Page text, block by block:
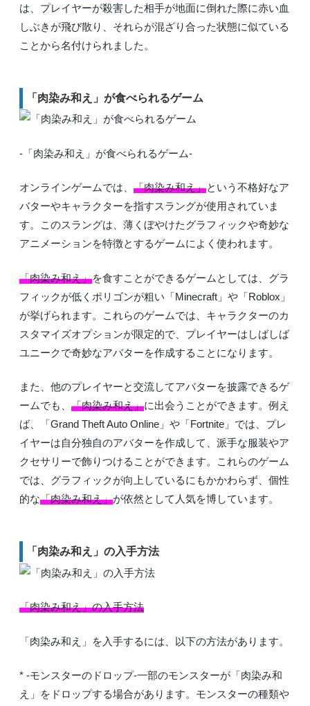
は、プレイヤーが殺害した相手が地面に倒れた際に赤い血
しぶきが飛び散り、それらが混ざり合った状態に似ている
ことから名付けられました。
「肉染み和え」が食べられるゲーム
-「肉染み和え」が食べられるゲーム-
オンラインゲームでは、 「肉染み和え」という不格好なア
バターやキャラクターを指すスラングが使用されていま
す。このスラングは、薄くぼやけたグラフィックや奇妙な
アニメーションを特徴とするゲームによく使われます。
「肉染み和え」を食すことができるゲームとしては、グラ
フィックが低くポリゴンが粗い「Minecraft」や「Roblox」
が挙げられます。これらのゲームでは、キャラクターのカ
スタマイズオプションが限定的で、プレイヤーはしばしば
ユニークで奇妙なアバターを作成することになります。
また、他のプレイヤーと交流してアバターを披露できるゲ
ームでも、 「肉染み和え」に出会うことができます。例え
ば、「Grand Theft Auto Online」や「Fortnite」では、プレ
イヤーは自分独自のアバターを作成して、派手な服装やア
クセサリーで飾りつけることができます。これらのゲーム
では、グラフィックが向上しているにもかかわらず、個性
的な「肉染み和え」が依然として人気を博しています。
「肉染み和え」の入手方法
「肉染み和え」の入手方法
「肉染み和え」を入手するには、以下の方法があります。
* -モンスターのドロップ-一部のモンスターが「肉染み和
え」をドロップする場合があります。モンスターの種類や